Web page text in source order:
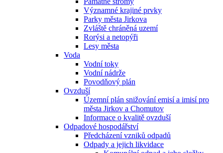
Významné krajiné prvky
Parky města Jirkova
Zvláště chráněná uzemí
Rorýsi a netopýři
Lesy města
Voda
Vodní toky
Vodní nádrže
Povodňový plán
Ovzduší
Územní plán snižování emisí a imisí pro
města Jirkov a Chomutov
Informace o kvalitě ovzduší
Odpadové hospodářství
Předcházení vzniků odpadů
Odpady a jejich likvidace